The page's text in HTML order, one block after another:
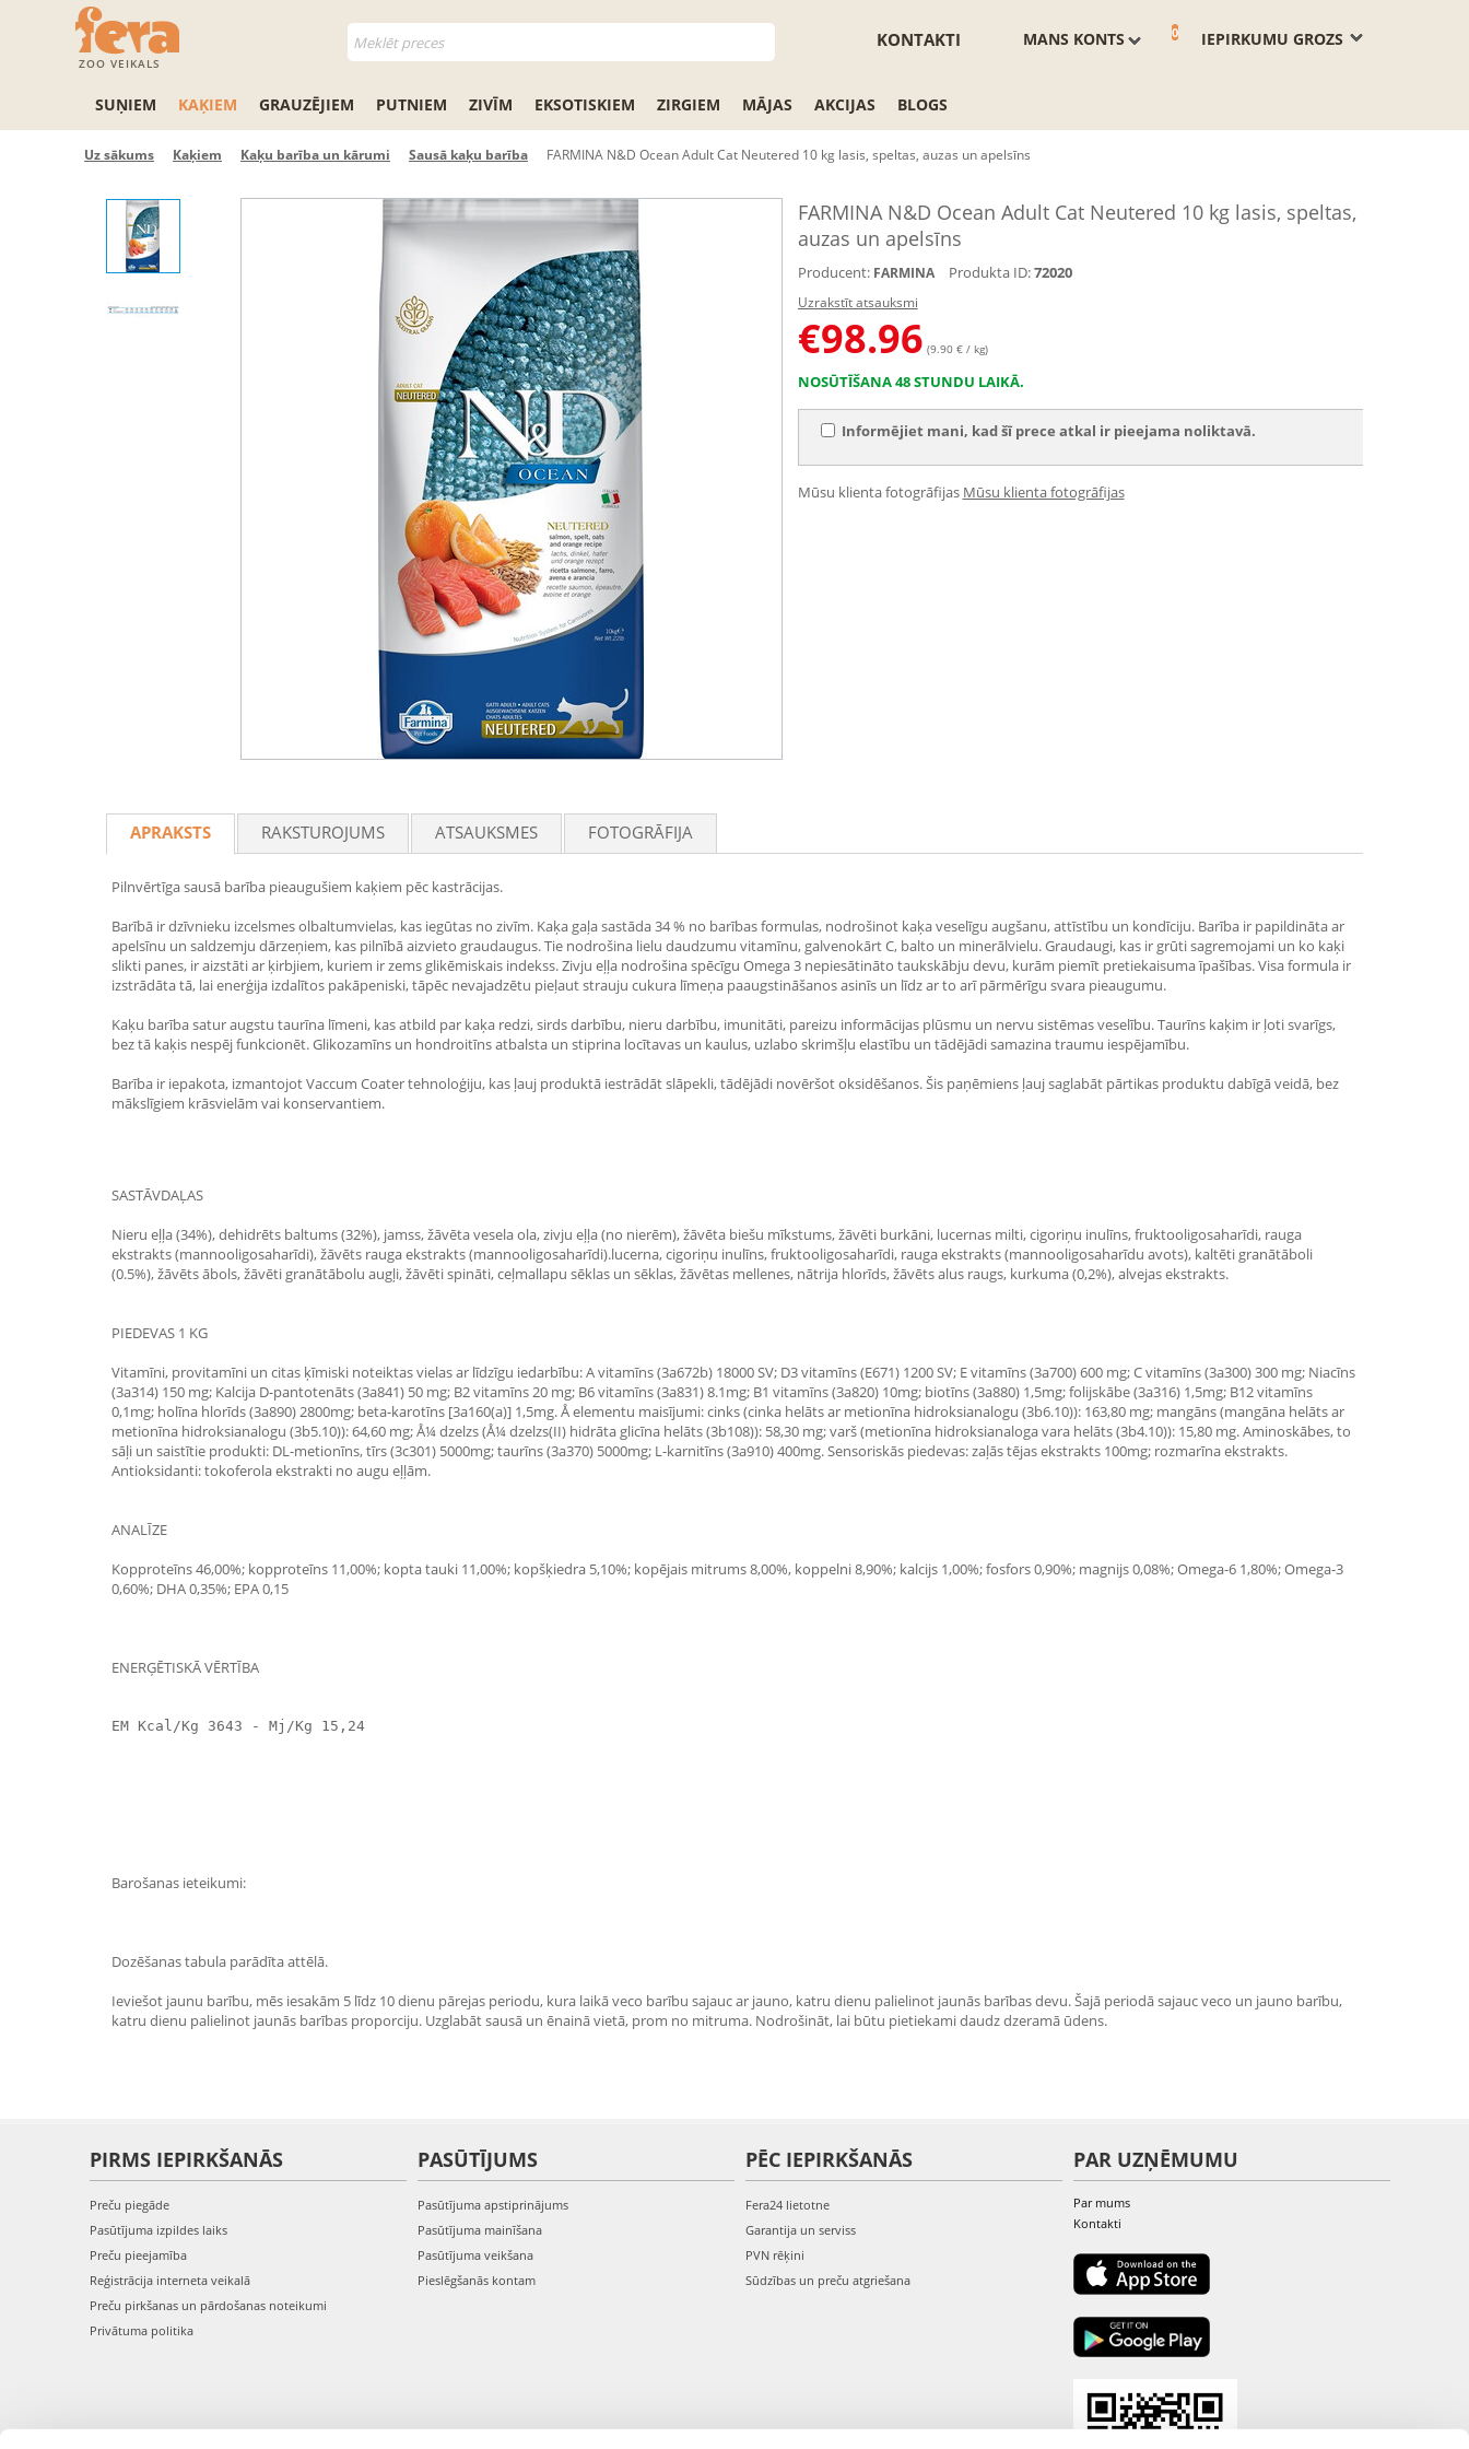
ZOO VEIKALS
IEPIRKUMU GROZS
0
MANS KONTS
KONTAKTI
SUŅIEM KAĶIEM GRAUZĒJIEM PUTNIEM ZIVĪM EKSOTISKIEM ZIRGIEM MĀJAS AKCIJAS BLOGS
Uz sākums Kaķiem Kaķu barība un kārumi Sausā kaķu barība FARMINA N&D Ocean Adult Cat Neutered 10 kg lasis, speltas, auzas un apelsīns
FARMINA N&D Ocean Adult Cat Neutered 10 kg lasis, speltas,
auzas un apelsīns
Producent: FARMINA Produkta ID:72020
Uzrakstīt atsauksmi
€98.96 (9.90 € / kg)
NOSŪTĪŠANA 48 STUNDU LAIKĀ.
Informējiet mani, kad šī prece atkal ir pieejama noliktavā.
Mūsu klienta fotogrāfijas Mūsu klienta fotogrāfijas
APRAKSTS RAKSTUROJUMS ATSAUKSMES FOTOGRĀFIJA
Pilnvērtīga sausā barība pieaugušiem kaķiem pēc kastrācijas.
Barībā ir dzīvnieku izcelsmes olbaltumvielas, kas iegūtas no zivīm. Kaķa gaļa sastāda 34 % no barības formulas, nodrošinot kaķa veselīgu augšanu, attīstību un kondīciju. Barība ir papildināta ar
apelsīnu un saldzemju dārzeņiem, kas pilnībā aizvieto graudaugus. Tie nodrošina lielu daudzumu vitamīnu, galvenokārt C, balto un minerālvielu. Graudaugi, kas ir grūti sagremojami un ko kaķi
slikti panes, ir aizstāti ar ķirbjiem, kuriem ir zems glikēmiskais indekss. Zivju eļļa nodrošina spēcīgu Omega 3 nepiesātināto taukskābju devu, kurām piemīt pretiekaisuma īpašības. Visa formula ir
izstrādāta tā, lai enerģija izdalītos pakāpeniski, tāpēc nevajadzētu pieļaut strauju cukura līmeņa paaugstināšanos asinīs un līdz ar to arī pārmērīgu svara pieaugumu.
Kaķu barība satur augstu taurīna līmeni, kas atbild par kaķa redzi, sirds darbību, nieru darbību, imunitāti, pareizu informācijas plūsmu un nervu sistēmas veselību. Taurīns kaķim ir ļoti svarīgs,
bez tā kaķis nespēj funkcionēt. Glikozamīns un hondroitīns atbalsta un stiprina locītavas un kaulus, uzlabo skrimšļu elastību un tādējādi samazina traumu iespējamību.
Barība ir iepakota, izmantojot Vaccum Coater tehnoloģiju, kas ļauj produktā iestrādāt slāpekli, tādējādi novēršot oksidēšanos. Šis paņēmiens ļauj saglabāt pārtikas produktu dabīgā veidā, bez
mākslīgiem krāsvielām vai konservantiem.
SASTĀVDAĻAS
Nieru eļļa (34%), dehidrēts baltums (32%), jamss, žāvēta vesela ola, zivju eļļa (no nierēm), žāvēta biešu mīkstums, žāvēti burkāni, lucernas milti, cigoriņu inulīns, fruktooligosaharīdi, rauga
ekstrakts (mannooligosaharīdi), žāvēts rauga ekstrakts (mannooligosaharīdi).lucerna, cigoriņu inulīns, fruktooligosaharīdi, rauga ekstrakts (mannooligosaharīdu avots), kaltēti granātāboli
(0.5%), žāvēts ābols, žāvēti granātābolu augļi, žāvēti spināti, ceļmallapu sēklas un sēklas, žāvētas mellenes, nātrija hlorīds, žāvēts alus raugs, kurkuma (0,2%), alvejas ekstrakts.
PIEDEVAS 1 KG
Vitamīni, provitamīni un citas ķīmiski noteiktas vielas ar līdzīgu iedarbību: A vitamīns (3a672b) 18000 SV; D3 vitamīns (E671) 1200 SV; E vitamīns (3a700) 600 mg; C vitamīns (3a300) 300 mg; Niacīns
(3a314) 150 mg; Kalcija D-pantotenāts (3a841) 50 mg; B2 vitamīns 20 mg; B6 vitamīns (3a831) 8.1mg; B1 vitamīns (3a820) 10mg; biotīns (3a880) 1,5mg; folijskābe (3a316) 1,5mg; B12 vitamīns
0,1mg; holīna hlorīds (3a890) 2800mg; beta-karotīns [3a160(a)] 1,5mg. Å elementu maisījumi: cinks (cinka helāts ar metionīna hidroksianalogu (3b6.10)): 163,80 mg; mangāns (mangāna helāts ar
metionīna hidroksianalogu (3b5.10)): 64,60 mg; Å¼ dzelzs (Å¼ dzelzs(II) hidrāta glicīna helāts (3b108)): 58,30 mg; varš (metionīna hidroksianaloga vara helāts (3b4.10)): 15,80 mg. Aminoskābes, to
sāļi un saistītie produkti: DL-metionīns, tīrs (3c301) 5000mg; taurīns (3a370) 5000mg; L-karnitīns (3a910) 400mg. Sensoriskās piedevas: zaļās tējas ekstrakts 100mg; rozmarīna ekstrakts.
Antioksidanti: tokoferola ekstrakti no augu eļļām.
ANALĪZE
Kopproteīns 46,00%; kopproteīns 11,00%; kopta tauki 11,00%; kopšķiedra 5,10%; kopējais mitrums 8,00%, koppelni 8,90%; kalcijs 1,00%; fosfors 0,90%; magnijs 0,08%; Omega-6 1,80%; Omega-3
0,60%; DHA 0,35%; EPA 0,15
ENERĢĒTISKĀ VĒRTĪBA
EM Kcal/Kg 3643 - Mj/Kg 15,24
Barošanas ieteikumi:
Dozēšanas tabula parādīta attēlā.
Ieviešot jaunu barību, mēs iesakām 5 līdz 10 dienu pārejas periodu, kura laikā veco barību sajauc ar jauno, katru dienu palielinot jaunās barības devu. Šajā periodā sajauc veco un jauno barību,
katru dienu palielinot jaunās barības proporciju. Uzglabāt sausā un ēnainā vietā, prom no mitruma. Nodrošināt, lai būtu pietiekami daudz dzeramā ūdens.
PIRMS IEPIRKŠANĀS
Preču piegāde
Pasūtījuma izpildes laiks
Preču pieejamība
Reģistrācija interneta veikalā
Preču pirkšanas un pārdošanas noteikumi
Privātuma politika
PASŪTĪJUMS
Pasūtījuma apstiprinājums
Pasūtījuma mainīšana
Pasūtījuma veikšana
Pieslēgšanās kontam
PĒC IEPIRKŠANĀS
Fera24 lietotne
Garantija un serviss
PVN rēķini
Sūdzības un preču atgriešana
PAR UZŅĒMUMU
Par mums
Kontakti